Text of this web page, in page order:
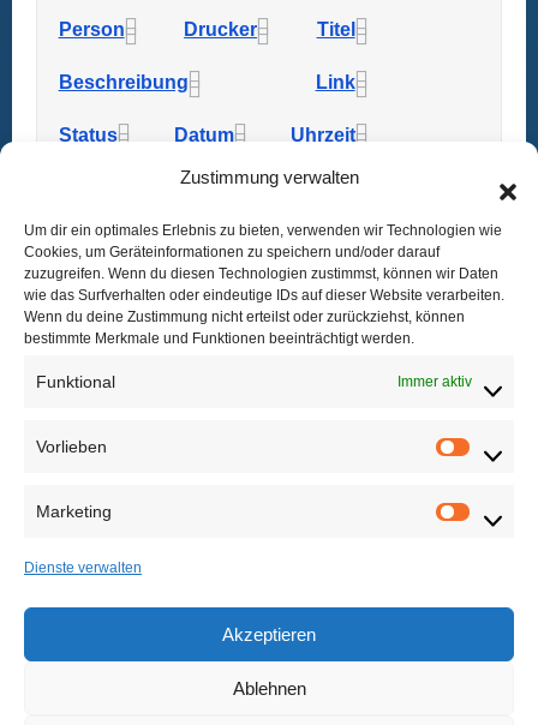
Zustimmung verwalten
Um dir ein optimales Erlebnis zu bieten, verwenden wir Technologien wie
Cookies, um Geräteinformationen zu speichern und/oder darauf
zuzugreifen. Wenn du diesen Technologien zustimmst, können wir Daten
wie das Surfverhalten oder eindeutige IDs auf dieser Website verarbeiten.
Wenn du deine Zustimmung nicht erteilst oder zurückziehst, können
bestimmte Merkmale und Funktionen beeinträchtigt werden.
Funktional Immer aktiv
Vorlieben
Marketing
Dienste verwalten
Akzeptieren
Ablehnen
Person Drucker Titel
Beschreibung Link
Status Datum Uhrzeit
einen Kaffee freuen
Teilen auf